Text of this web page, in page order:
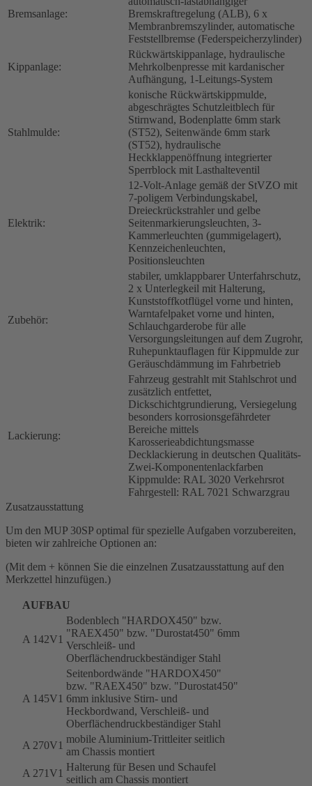
Bremsanlage:
Bremskraftregelung (ALB), 6 x
Membranbremszylinder, automatische
Feststellbremse (Federspeicherzylinder)
Kippanlage:
Rückwärtskippanlage, hydraulische
Mehrkolbenpresse mit kardanischer
Aufhängung, 1-Leitungs-System
Stahlmulde:
konische Rückwärtskippmulde,
abgeschrägtes Schutzleitblech für
Stirnwand, Bodenplatte 6mm stark
(ST52), Seitenwände 6mm stark
(ST52), hydraulische
Heckklappenöffnung integrierter
Sperrblock mit Lasthalteventil
Elektrik:
12-Volt-Anlage gemäß der StVZO mit
7-poligem Verbindungskabel,
Dreieckrückstrahler und gelbe
Seitenmarkierungsleuchten, 3-
Kammerleuchten (gummigelagert),
Kennzeichenleuchten,
Positionsleuchten
Zubehör:
stabiler, umklappbarer Unterfahrschutz,
2 x Unterlegkeil mit Halterung,
Kunststoffkotflügel vorne und hinten,
Warntafelpaket vorne und hinten,
Schlauchgarderobe für alle
Versorgungsleitungen auf dem Zugrohr,
Ruhepunktauflagen für Kippmulde zur
Geräuschdämmung im Fahrbetrieb
Lackierung:
Fahrzeug gestrahlt mit Stahlschrot und
zusätzlich entfettet,
Dickschichtgrundierung, Versiegelung
besonders korrosionsgefährdeter
Bereiche mittels
Karosserieabdichtungsmasse
Decklackierung in deutschen Qualitäts-
Zwei-Komponentenlackfarben
Kippmulde: RAL 3020 Verkehrsrot
Fahrgestell: RAL 7021 Schwarzgrau
Zusatzausstattung
Um den MUP 30SP optimal für spezielle Aufgaben vorzubereiten,
bieten wir zahlreiche Optionen an:
(Mit dem + können Sie die einzelnen Zusatzausstattung auf den
Merkzettel hinzufügen.)
AUFBAU
A 142V1
Bodenblech "HARDOX450" bzw.
"RAEX450" bzw. "Durostat450" 6mm
Verschleiß- und
Oberflächendruckbeständiger Stahl
A 145V1
Seitenbordwände "HARDOX450"
bzw. "RAEX450" bzw. "Durostat450"
6mm inklusive Stirn- und
Heckbordwand, Verschleiß- und
Oberflächendruckbeständiger Stahl
A 270V1
mobile Aluminium-Trittleiter seitlich
am Chassis montiert
A 271V1
Halterung für Besen und Schaufel
seitlich am Chassis montiert